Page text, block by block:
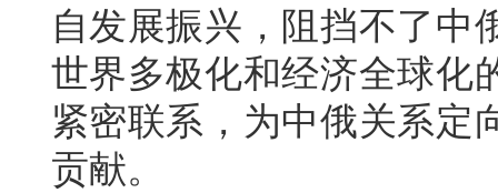
自发展振兴，阻挡不了中
世界多极化和经济全球化
紧密联系，为中俄关系定
贡献。